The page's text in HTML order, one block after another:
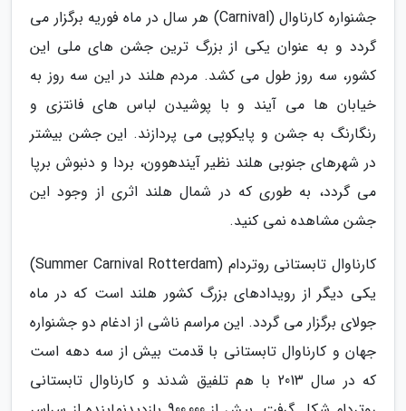
جشنواره کارناوال (Carnival) هر سال در ماه فوریه برگزار می
گردد و به عنوان یکی از بزرگ ترین جشن های ملی این
کشور، سه روز طول می کشد. مردم هلند در این سه روز به
خیابان ها می آیند و با پوشیدن لباس های فانتزی و
رنگارنگ به جشن و پایکوپی می پردازند. این جشن بیشتر
در شهرهای جنوبی هلند نظیر آیندهوون، بردا و دنبوش برپا
می گردد، به طوری که در شمال هلند اثری از وجود این
جشن مشاهده نمی کنید.
کارناوال تابستانی روتردام (Summer Carnival Rotterdam)
یکی دیگر از رویدادهای بزرگ کشور هلند است که در ماه
جولای برگزار می گردد. این مراسم ناشی از ادغام دو جشنواره
جهان و کارناوال تابستانی با قدمت بیش از سه دهه است
که در سال 2013 با هم تلفیق شدند و کارناوال تابستانی